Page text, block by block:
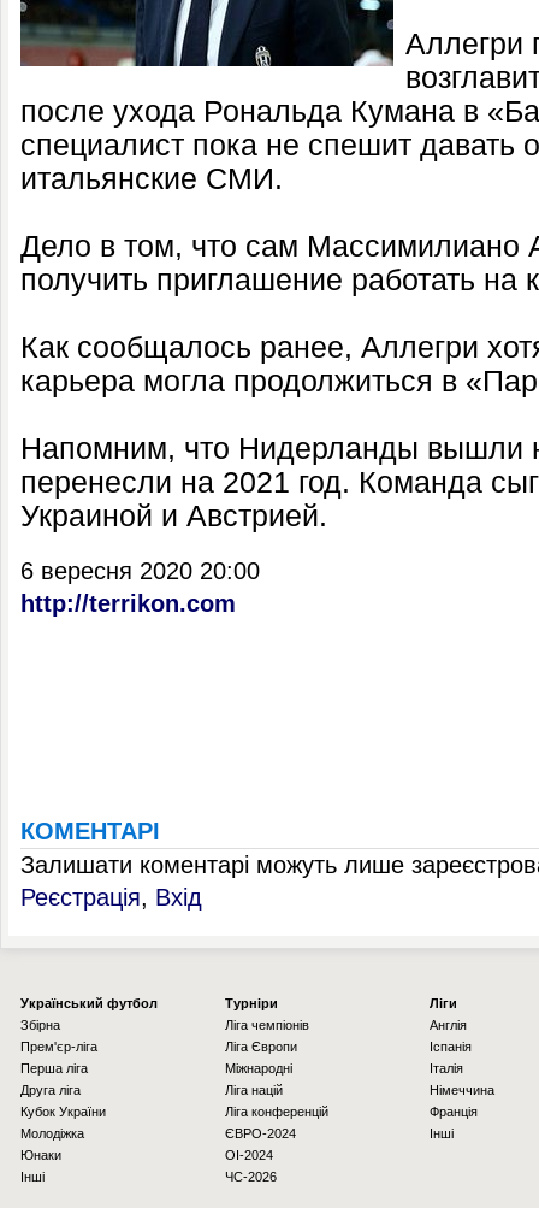
Аллегри
после ухода Рональда Кумана в
специалист пока не спешит давать
итальянские СМИ.
Дело в том, что сам Массимилиано
получить приглашение работать на
Как сообщалось ранее, Аллегри
карьера могла продолжиться в
Напомним, что Нидерланды вышли
перенесли на 2021 год. Команда
Украиной и Австрией.
6 вересня 2020 20:00
http://terrikon.com
КОМЕНТАРІ
Залишати коментарі можуть лише
Реєстрація, Вхід
Українcький футбол
Збірна
Прем'єр-ліга
Перша ліга
Друга ліга
Кубок України
Молодіжка
Юнаки
Інші
Турніри
Ліга чемпіонів
Ліга Європи
Міжнародні
Ліга націй
Ліга конференцій
ЄВРО-2024
OI-2024
ЧС-2026
Ліги
Англія
Іспанія
Італія
Німеччина
Франція
Інші